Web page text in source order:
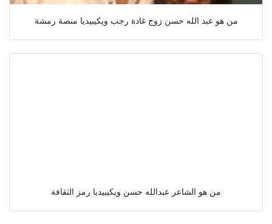
من هو عبد الله حسن زوج غادة رجب ويكيبيديا منصة رمشة
من هو الشاعر عبدالله حسن ويكيبيديا رمز الثقافة